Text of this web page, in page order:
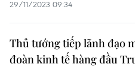
29/11/2023 09:34
Thủ tướng tiếp lãnh đạo
đoàn kinh tế hàng đầu